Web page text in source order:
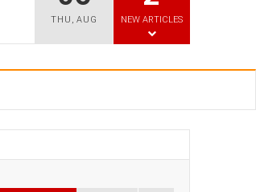
THU , AUG NEW ARTICLES